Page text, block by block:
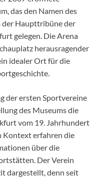
das den Namen des
der Haupttribüne der
gelegen. Die Arena
herausragender
idealer Ort für die
der ersten Sportvereine
des Museums die
vom 19. Jahrhundert
Kontext erfahren die
über die
Der Verein
dargestellt, denn seit